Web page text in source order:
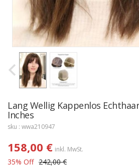
Lang Wellig Kappenlos
Inches
sku : wwa210947
158,00 € inkl. MwSt.
35% Off 242,00 €